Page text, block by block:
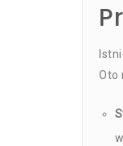
Oto